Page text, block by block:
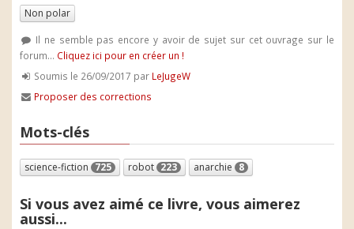
Non polar
Il ne semble pas encore y avoir de sujet sur cet ouvrage sur le
forum... Cliquez ici pour en créer un !
Soumis le 26/09/2017 par LeJugeW
Proposer des corrections
Mots-clés
science-fiction 725 robot 223 anarchie 8
Si vous avez aimé ce livre, vous aimerez
aussi...